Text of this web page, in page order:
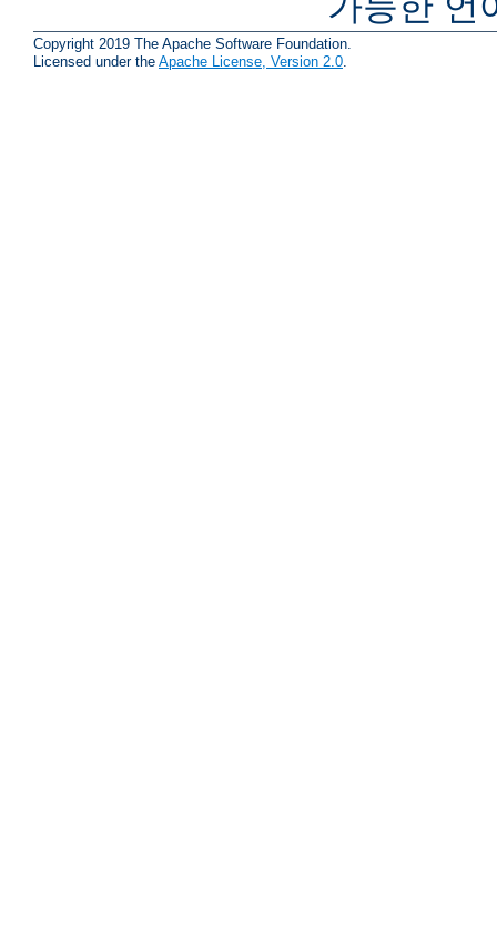
Copyright 2019 The Apache Software Foundation.
Licensed under the Apache License, Version 2.0.